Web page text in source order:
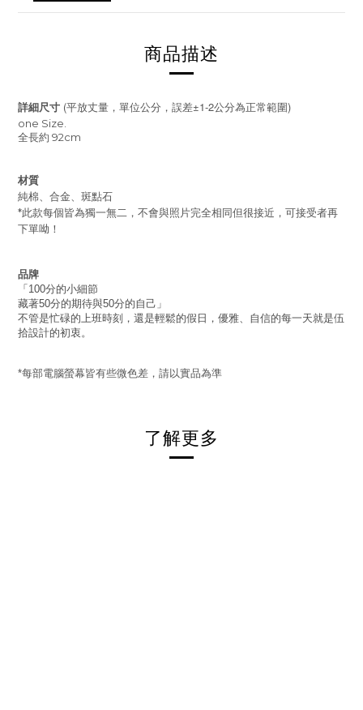
商品描述
詳細尺寸 (平放丈量，單位公分，誤差±1-2公分為正常範圍)
one Size.
全長約 92cm
材質
純棉、合金、斑點石
*此款每個皆為獨一無二，不會與照片完全相同但很接近，可接受者再
下單呦！
品牌
「100分的小細節
藏著50分的期待與50分的自己」
不管是忙碌的上班時刻，還是輕鬆的假日，優雅、自信的每一天就是伍
拾設計的初衷。
*每部電腦螢幕皆有些微色差，請以實品為準
了解更多